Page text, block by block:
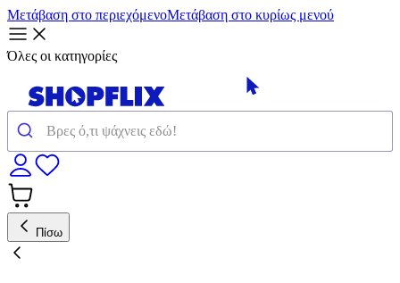
Μετάβαση στο περιεχόμενοΜετάβαση στο κυρίως μενού
Όλες οι κατηγορίες
Πίσω